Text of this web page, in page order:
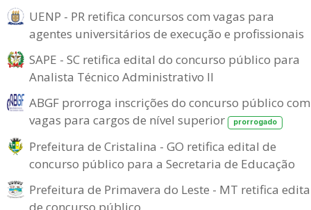
UENP - PR retifica concursos com vagas para
agentes universitários de execução e profissionais
SAPE - SC retifica edital do concurso público para
Analista Técnico Administrativo II
ABGF prorroga inscrições do concurso público com
vagas para cargos de nível superior
prorrogado
Prefeitura de Cristalina - GO retifica edital de
concurso público para a Secretaria de Educação
Prefeitura de Primavera do Leste - MT retifica
de concurso público